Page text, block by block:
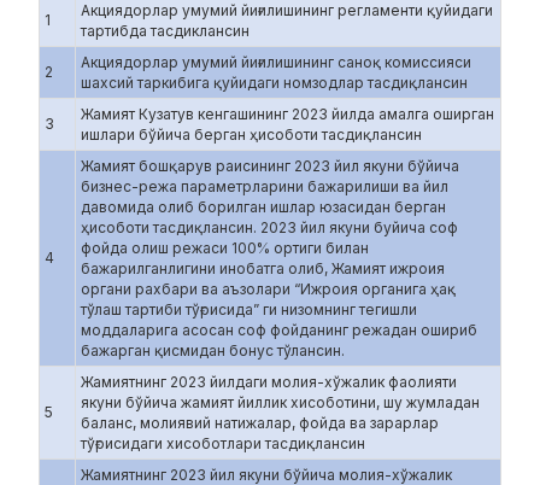
1
Акциядорлар умумий йиғилишининг регламенти қуйидаги
тартибда тасдиклансин
2
Акциядорлар умумий йиғилишининг cаноқ комиссияси
шахсий таркибига қуйидаги номзодлар тасдиқлансин
3
Жамият Кузатув кенгашининг 2023 йилда амалга оширган
ишлари бўйича берган ҳисоботи тасдиқлансин
4
Жамият бошқарув раисининг 2023 йил якуни бўйича
бизнес-режа параметрларини бажарилиши ва йил
давомида олиб борилган ишлар юзасидан берган
ҳисоботи тасдиқлансин. 2023 йил якуни буйича соф
фойда олиш режаси 100% ортиги билан
бажарилганлигини инобатга олиб, Жамият ижроия
органи рахбари ва аъзолари “Ижроия органига ҳақ
тўлаш тартиби тўғрисида” ги низомнинг тегишли
моддаларига асосан соф фойданинг режадан ошириб
бажарган қисмидан бонус тўлансин.
5
Жамиятнинг 2023 йилдаги молия-хўжалик фаолияти
якуни бўйича жамият йиллик хисоботини, шу жумладан
баланс, молиявий натижалар, фойда ва зарарлар
тўғрисидаги хисоботлари тасдиқлансин
Жамиятнинг 2023 йил якуни бўйича молия-хўжалик